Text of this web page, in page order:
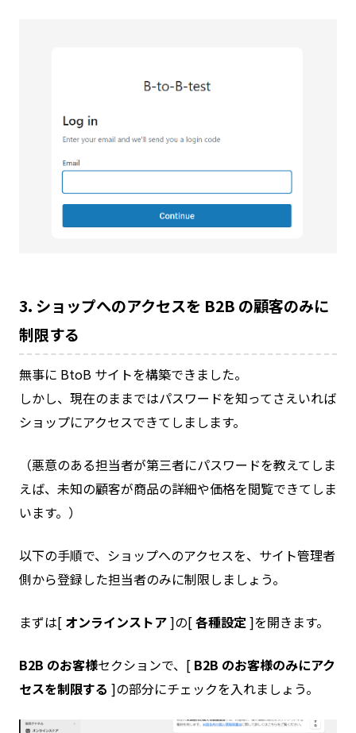
3. ショップへのアクセスを B2B の顧客のみに
制限する
無事に BtoB サイトを構築できました。
しかし、現在のままではパスワードを知ってさえいれば
ショップにアクセスできてしまします。
（悪意のある担当者が第三者にパスワードを教えてしま
えば、未知の顧客が商品の詳細や価格を閲覧できてしま
います。）
以下の手順で、ショップへのアクセスを、サイト管理者
側から登録した担当者のみに制限しましょう。
まずは[ オンラインストア]の[各種設定]を開きます。
B2B のお客様セクションで、[ B2B のお客様のみにアク
セスを制限する ]の部分にチェックを入れましょう。